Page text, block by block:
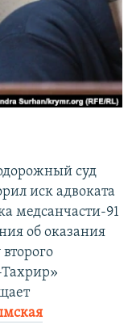
суд
иск адвоката
медсанчасти-91
об оказания
Тахрир»